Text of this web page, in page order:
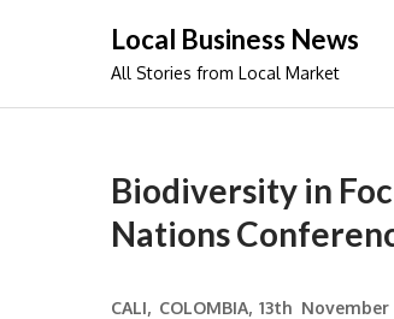
Local Business News
All Stories from Local Market
Biodiversity in
Nations
CALI, COLOMBIA, 13th November